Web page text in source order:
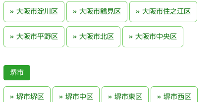
大阪市淀川区 大阪市鶴見区 大阪市住之江区
大阪市平野区 大阪市北区 大阪市中央区
堺市
堺市堺区 堺市中区 堺市東区 堺市西区